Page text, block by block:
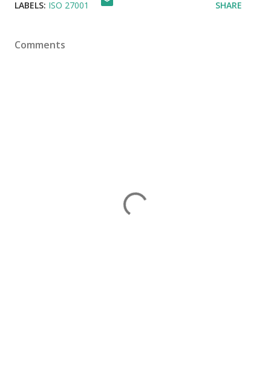
LABELS: ISO 27001 SHARE
Comments